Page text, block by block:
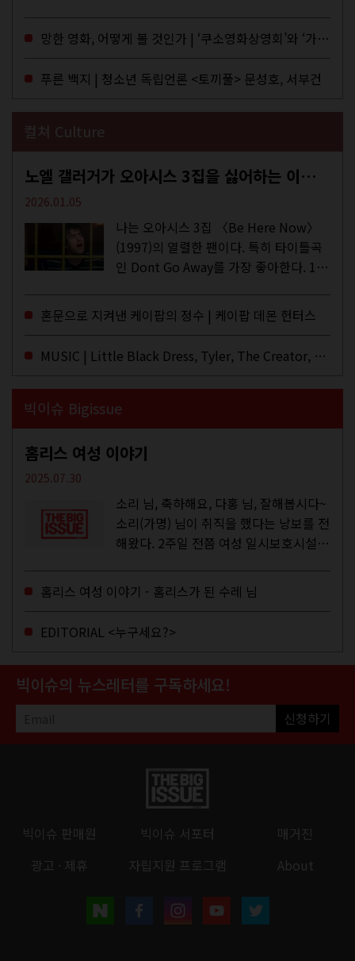
MD들의 고민 끝에 세상 밖으로 나온 종
이 잡지 어떤(otton). 지난해 12월...
망한 영화, 어떻게 볼 것인가 | ‘쿠소영화상영회’와 ‘가자미’의 이야기
푸른 백지 | 청소년 독립언론 <토끼풀> 문성호, 서부건
컬쳐 Culture
노엘 갤러거가 오아시스 3집을 싫어하는 이유 | DEFINITELY MAYBE, AGAIN
2026.01.05
나는 오아시스 3집 〈Be Here Now〉
(1997)의 열렬한 팬이다. 특히 타이틀곡
인 Dont Go Away를 가장 좋아한다. 15
이브·데모·부틀렉을 합쳐 3만 번 이상은
듣지 않았나 싶다. 이토록...
혼문으로 지켜낸 케이팝의 정수 | 케이팝 데몬 헌터스
MUSIC | Little Black Dress, Tyler, The Creator, Essie Jain
빅이슈 Bigissue
홈리스 여성 이야기
2025.07.30
소리 님, 축하해요, 다홍 님, 잘해봅시다~
소리(가명) 님이 취직을 했다는 낭보를 전
해왔다. 2주일 전쯤 여성 일시보호시설에
고, 저 오늘이 마지막이에요, 이렇게 인사
를 하고 가셨던...
홈리스 여성 이야기 - 홈리스가 된 수레 님
EDITORIAL <누구세요?>
빅이슈의 뉴스레터를 구독하세요!
신청하기
빅이슈 판매원 빅이슈 서포터
매거진
광고 · 제휴
자립지원 프로그램 About